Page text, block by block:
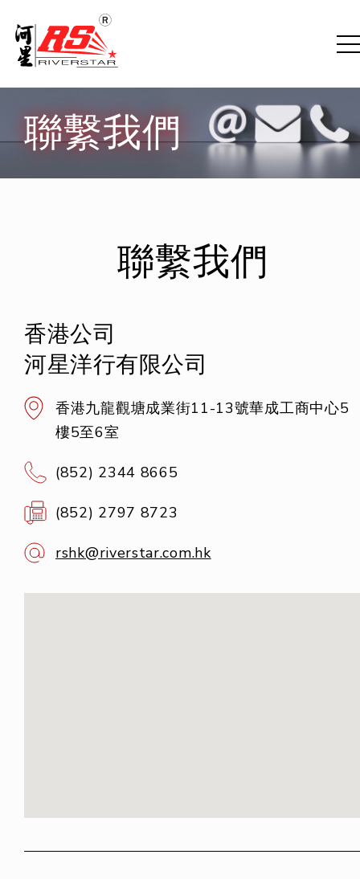
聯繫我們
聯繫我們
香港公司
河星洋行有限公司
香港九龍觀塘成業街11-13號華成工商中心5
樓5至6室
(852) 2344 8665
(852) 2797 8723
rshk@riverstar.com.hk